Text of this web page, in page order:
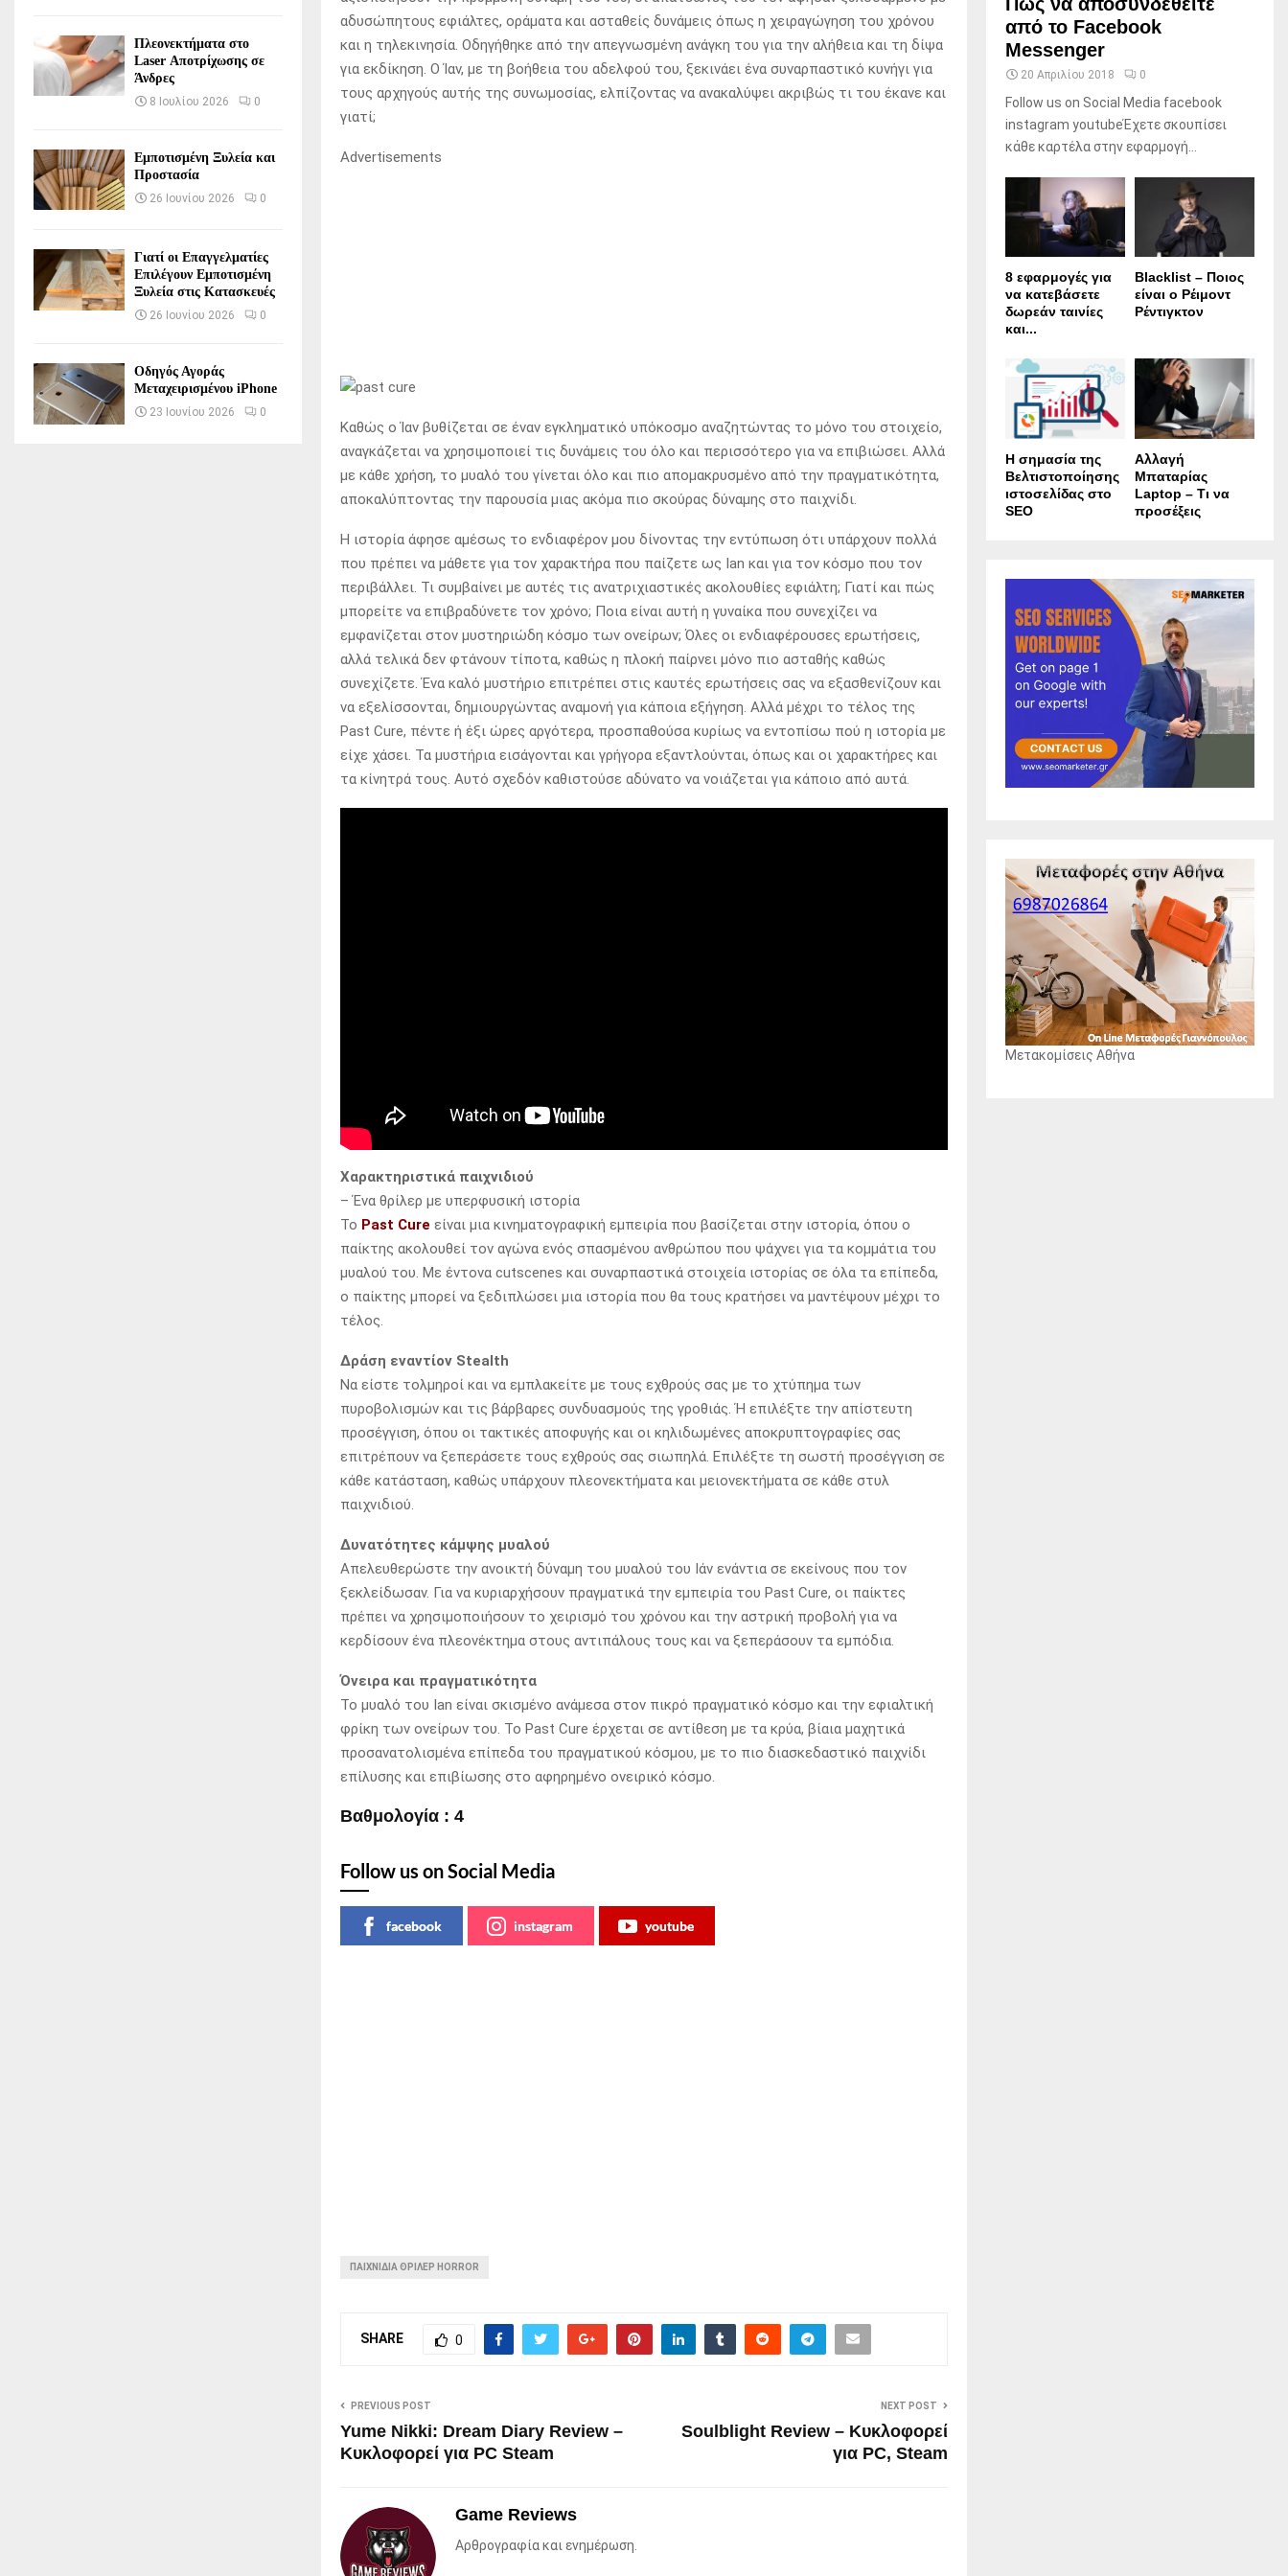
αδυσώπητους εφιάλτες, οράματα και ασταθείς δυνάμεις όπως η χειραγώγηση του χρόνου
και η τηλεκινησία. Οδηγήθηκε από την απεγνωσμένη ανάγκη του για την αλήθεια και τη δίψα
για εκδίκηση. Ο Ίαν, με τη βοήθεια του αδελφού του, ξεκινάει ένα συναρπαστικό κυνήγι για
τους αρχηγούς αυτής της συνωμοσίας, ελπίζοντας να ανακαλύψει ακριβώς τι του έκανε και
γιατί;
Advertisements
Καθώς ο Ίαν βυθίζεται σε έναν εγκληματικό υπόκοσμο αναζητώντας το μόνο του στοιχείο,
αναγκάζεται να χρησιμοποιεί τις δυνάμεις του όλο και περισσότερο για να επιβιώσει. Αλλά
με κάθε χρήση, το μυαλό του γίνεται όλο και πιο απομακρυσμένο από την πραγματικότητα,
αποκαλύπτοντας την παρουσία μιας ακόμα πιο σκούρας δύναμης στο παιχνίδι.
Η ιστορία άφησε αμέσως το ενδιαφέρον μου δίνοντας την εντύπωση ότι υπάρχουν πολλά
που πρέπει να μάθετε για τον χαρακτήρα που παίζετε ως Ian και για τον κόσμο που τον
περιβάλλει. Τι συμβαίνει με αυτές τις ανατριχιαστικές ακολουθίες εφιάλτη; Γιατί και πώς
μπορείτε να επιβραδύνετε τον χρόνο; Ποια είναι αυτή η γυναίκα που συνεχίζει να
εμφανίζεται στον μυστηριώδη κόσμο των ονείρων; Όλες οι ενδιαφέρουσες ερωτήσεις,
αλλά τελικά δεν φτάνουν τίποτα, καθώς η πλοκή παίρνει μόνο πιο ασταθής καθώς
συνεχίζετε. Ένα καλό μυστήριο επιτρέπει στις καυτές ερωτήσεις σας να εξασθενίζουν και
να εξελίσσονται, δημιουργώντας αναμονή για κάποια εξήγηση. Αλλά μέχρι το τέλος της
Past Cure, πέντε ή έξι ώρες αργότερα, προσπαθούσα κυρίως να εντοπίσω πού η ιστορία με
είχε χάσει. Τα μυστήρια εισάγονται και γρήγορα εξαντλούνται, όπως και οι χαρακτήρες και
τα κίνητρά τους. Αυτό σχεδόν καθιστούσε αδύνατο να νοιάζεται για κάποιο από αυτά.
Χαρακτηριστικά παιχνιδιού
– Ένα θρίλερ με υπερφυσική ιστορία
Το Past Cure είναι μια κινηματογραφική εμπειρία που βασίζεται στην ιστορία, όπου ο
παίκτης ακολουθεί τον αγώνα ενός σπασμένου ανθρώπου που ψάχνει για τα κομμάτια του
μυαλού του. Με έντονα cutscenes και συναρπαστικά στοιχεία ιστορίας σε όλα τα επίπεδα,
ο παίκτης μπορεί να ξεδιπλώσει μια ιστορία που θα τους κρατήσει να μαντέψουν μέχρι το
τέλος.
Δράση εναντίον Stealth
Να είστε τολμηροί και να εμπλακείτε με τους εχθρούς σας με το χτύπημα των
πυροβολισμών και τις βάρβαρες συνδυασμούς της γροθιάς. Ή επιλέξτε την απίστευτη
προσέγγιση, όπου οι τακτικές αποφυγής και οι κηλιδωμένες αποκρυπτογραφίες σας
επιτρέπουν να ξεπεράσετε τους εχθρούς σας σιωπηλά. Επιλέξτε τη σωστή προσέγγιση σε
κάθε κατάσταση, καθώς υπάρχουν πλεονεκτήματα και μειονεκτήματα σε κάθε στυλ
παιχνιδιού.
Δυνατότητες κάμψης μυαλού
Απελευθερώστε την ανοικτή δύναμη του μυαλού του Ιάν ενάντια σε εκείνους που τον
ξεκλείδωσαν. Για να κυριαρχήσουν πραγματικά την εμπειρία του Past Cure, οι παίκτες
πρέπει να χρησιμοποιήσουν το χειρισμό του χρόνου και την αστρική προβολή για να
κερδίσουν ένα πλεονέκτημα στους αντιπάλους τους και να ξεπεράσουν τα εμπόδια.
Όνειρα και πραγματικότητα
Το μυαλό του Ian είναι σκισμένο ανάμεσα στον πικρό πραγματικό κόσμο και την εφιαλτική
φρίκη των ονείρων του. Το Past Cure έρχεται σε αντίθεση με τα κρύα, βίαια μαχητικά
προσανατολισμένα επίπεδα του πραγματικού κόσμου, με το πιο διασκεδαστικό παιχνίδι
επίλυσης και επιβίωσης στο αφηρημένο ονειρικό κόσμο.
Βαθμολογία : 4
Follow us on Social Media
facebook instagram youtube
ΠΑΙΧΝΙΔΙΑ ΘΡΙΛΕΡ HORROR
SHARE 0
PREVIOUS POST
Yume Nikki: Dream Diary Review –
Κυκλοφορεί για PC Steam
NEXT POST
Soulblight Review – Κυκλοφορεί
για PC, Steam
Game Reviews
Αρθρογραφία και ενημέρωση.
Πλεονεκτήματα στο
Laser Αποτρίχωσης σε
Άνδρες
8 Ιουλίου 2026 0
Εμποτισμένη Ξυλεία και
Προστασία
26 Ιουνίου 2026 0
Γιατί οι Επαγγελματίες
Επιλέγουν Εμποτισμένη
Ξυλεία στις Κατασκευές
26 Ιουνίου 2026 0
Οδηγός Αγοράς
Μεταχειρισμένου iPhone
23 Ιουνίου 2026 0
από το Facebook
Messenger
20 Απριλίου 2018 0
Follow us on Social Media facebook
instagram youtubeΈχετε σκουπίσει
κάθε καρτέλα στην εφαρμογή...
8 εφαρμογές για
να κατεβάσετε
δωρεάν ταινίες
και...
Blacklist – Ποιος
είναι ο Ρέιμοντ
Ρέντιγκτον
Η σημασία της
Βελτιστοποίησης
ιστοσελίδας στο
SEO
Αλλαγή
Μπαταρίας
Laptop – Τι να
προσέξεις
Μετακομίσεις Αθήνα